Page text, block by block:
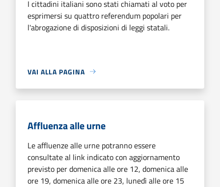
I cittadini italiani sono stati chiamati al voto per
esprimersi su quattro referendum popolari per
l'abrogazione di disposizioni di leggi statali.
VAI ALLA PAGINA
Affluenza alle urne
Le affluenze alle urne potranno essere
consultate al link indicato con aggiornamento
previsto per domenica alle ore 12, domenica alle
ore 19, domenica alle ore 23, lunedì alle ore 15